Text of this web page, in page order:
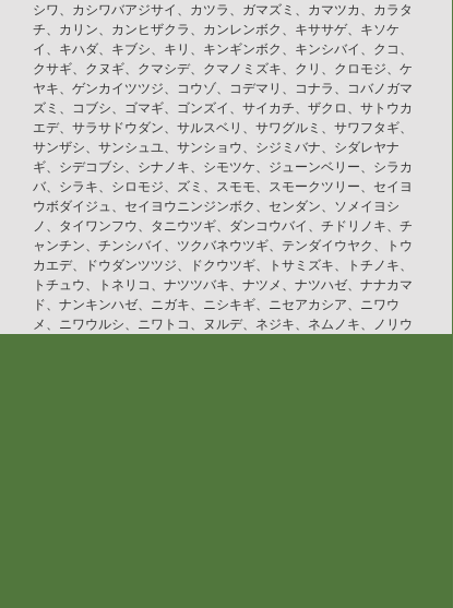
シワ、カシワバアジサイ、カツラ、ガマズミ、カマツカ、カラタ
チ、カリン、カンヒザクラ、カンレンボク、キササゲ、キソケ
イ、キハダ、キブシ、キリ、キンギンボク、キンシバイ、クコ、
クサギ、クヌギ、クマシデ、クマノミズキ、クリ、クロモジ、ケ
ヤキ、ゲンカイツツジ、コウゾ、コデマリ、コナラ、コバノガマ
ズミ、コブシ、ゴマギ、ゴンズイ、サイカチ、ザクロ、サトウカ
エデ、サラサドウダン、サルスベリ、サワグルミ、サワフタギ、
サンザシ、サンシュユ、サンショウ、シジミバナ、シダレヤナ
ギ、シデコブシ、シナノキ、シモツケ、ジューンベリー、シラカ
バ、シラキ、シロモジ、ズミ、スモモ、スモークツリー、セイヨ
ウボダイジュ、セイヨウニンジンボク、センダン、ソメイヨシ
ノ、タイワンフウ、タニウツギ、ダンコウバイ、チドリノキ、チ
ャンチン、チンシバイ、ツクバネウツギ、テンダイウヤク、トウ
カエデ、ドウダンツツジ、ドクウツギ、トサミズキ、トチノキ、
トチュウ、トネリコ、ナツツバキ、ナツメ、ナツハゼ、ナナカマ
ド、ナンキンハゼ、ニガキ、ニシキギ、ニセアカシア、ニワウ
メ、ニワウルシ、ニワトコ、ヌルデ、ネジキ、ネムノキ、ノリウ